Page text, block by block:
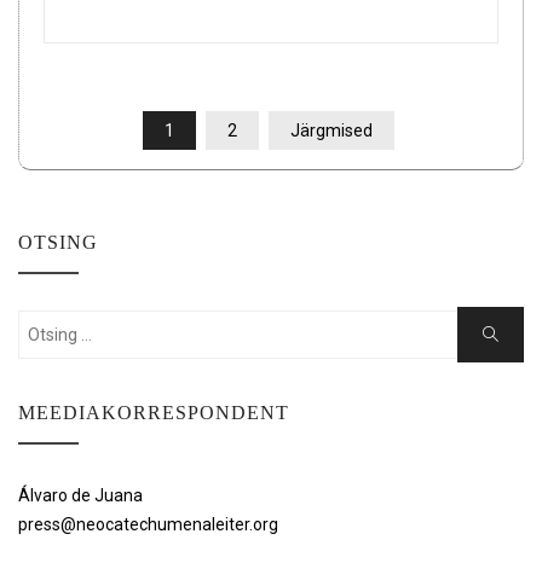
POSTITUSTE
LEHEKÜLJENDUS
1 2 Järgmised
OTSING
Search
Search
MEEDIAKORRESPONDENT
Álvaro de Juana
press@neocatechumenaleiter.org